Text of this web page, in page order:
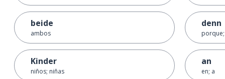
beide
ambos
Kinder
niños; niñas
denn
an
en; a